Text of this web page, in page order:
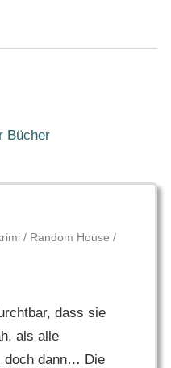
/ Random House /
dass sie
als alle
doch dann… Die